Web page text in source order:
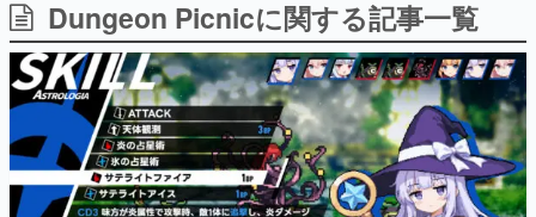
「経験値」「裏技」「ラスボス」… ゲームにまつわる言葉
の起源や用法の変遷を、コンピューター文化史研究家・タ
イニーP氏が徹底調査。
カテゴリ
特集記事
マンガ